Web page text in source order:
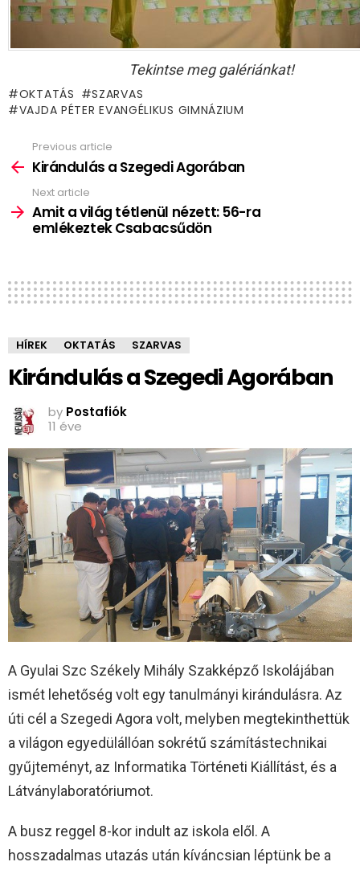
Tekintse meg galériánkat!
OKTATÁS
SZARVAS
VAJDA PÉTER EVANGÉLIKUS GIMNÁZIUM
more
Previous article
Kirándulás a Szegedi Agorában
Next article
Amit a világ tétlenül nézett: 56-ra
emlékeztek Csabacsűdön
HÍREK OKTATÁS SZARVAS
Kirándulás a Szegedi Agorában
by Postafiók
11 éve
A Gyulai Szc Székely Mihály Szakképző Iskolájában
ismét lehetőség volt egy tanulmányi kirándulásra. Az
úti cél a Szegedi Agora volt, melyben megtekinthettük
a világon egyedülállóan sokrétű számítástechnikai
gyűjteményt, az Informatika Történeti Kiállítást, és a
Látványlaboratóriumot.
A busz reggel 8-kor indult az iskola elől. A
hosszadalmas utazás után kíváncsian léptünk be a